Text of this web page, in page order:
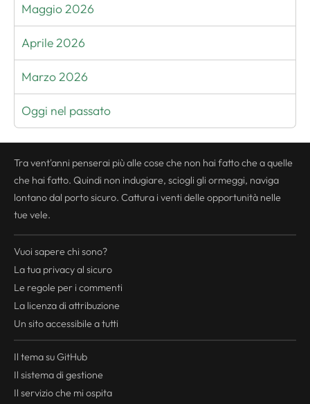
Maggio 2026
Aprile 2026
Marzo 2026
Oggi nel passato
Tra vent'anni penserai più alle cose che non hai fatto che a quelle
che hai fatto. Quindi non indugiare, sciogli gli ormeggi, naviga
lontano dal porto sicuro. Cattura i venti delle opportunità nelle
tue vele.
Vuoi sapere chi sono?
La tua privacyal sicuro
Le regole per i commenti
La licenza di attribuzione
Un sito accessibile a tutti
Il tema su GitHub
Il sistema di gestione
Il servizio che mi ospita